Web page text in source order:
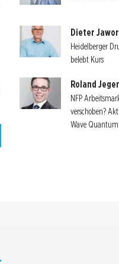
Dieter
Heidelberger
belebt Kurs
Roland
NFP
verschoben?
Wave Quantum